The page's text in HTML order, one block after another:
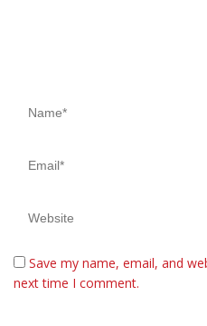
Save my name, email, and
next time I comment.